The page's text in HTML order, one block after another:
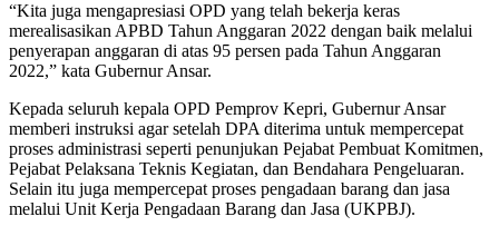
“Kita juga mengapresiasi OPD yang telah bekerja keras
merealisasikan APBD Tahun Anggaran 2022 dengan baik melalui
penyerapan anggaran di atas 95 persen pada Tahun Anggaran
2022,” kata Gubernur Ansar.
Kepada seluruh kepala OPD Pemprov Kepri, Gubernur Ansar
memberi instruksi agar setelah DPA diterima untuk mempercepat
proses administrasi seperti penunjukan Pejabat Pembuat Komitmen,
Pejabat Pelaksana Teknis Kegiatan, dan Bendahara Pengeluaran.
Selain itu juga mempercepat proses pengadaan barang dan jasa
melalui Unit Kerja Pengadaan Barang dan Jasa (UKPBJ).